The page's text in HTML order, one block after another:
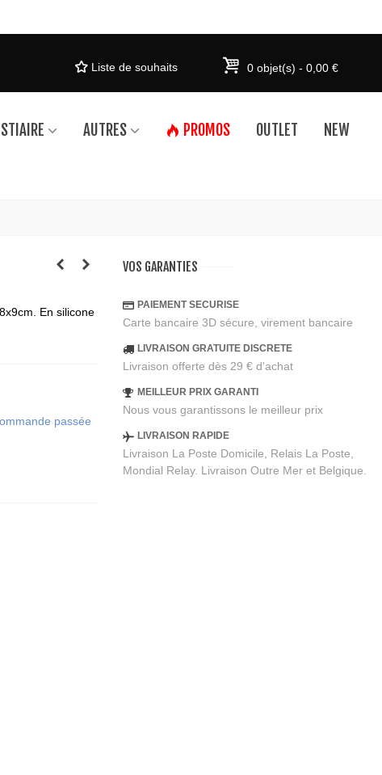
Liste de souhaits 0 objet(s) - 0,00 €
AUTRES PROMOS OUTLET NEW
En silicone
passée
VOS GARANTIES
PAIEMENT SECURISE
Carte bancaire 3D sécure, virement bancaire
LIVRAISON GRATUITE DISCRETE
Livraison offerte dès 29 € d'achat
MEILLEUR PRIX GARANTI
Nous vous garantissons le meilleur prix
LIVRAISON RAPIDE
Livraison La Poste Domicile, Relais La Poste,
Mondial Relay. Livraison Outre Mer et Belgique.